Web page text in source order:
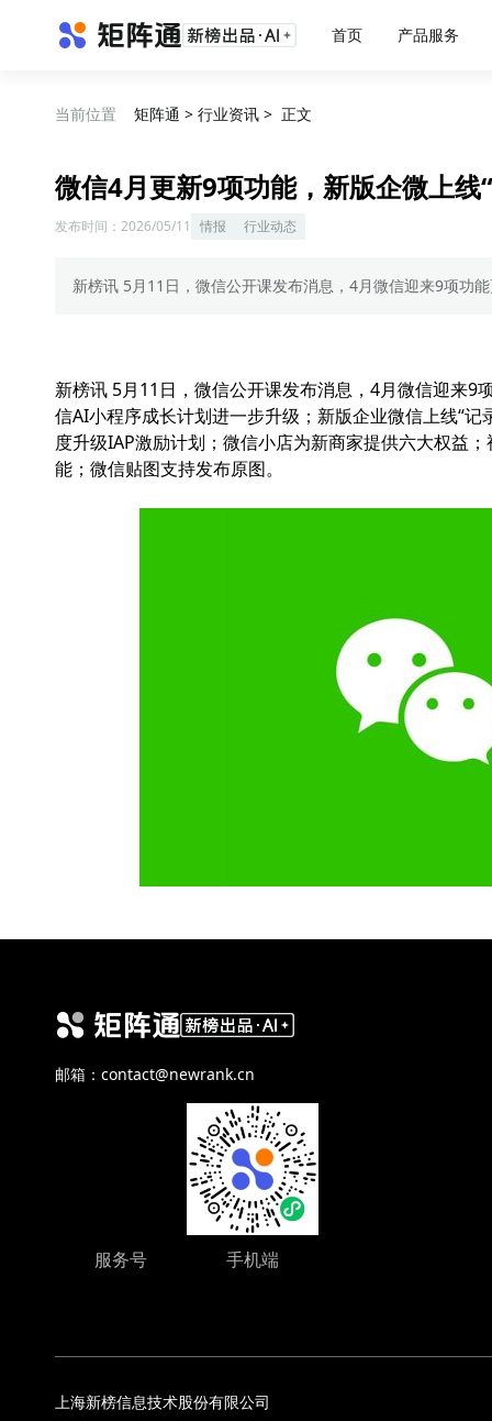
首页 产品服务
当前位置 矩阵通 > 行业资讯 > 正文
微信4月更新9项功能，新版企微上线
发布时间： 2026/05/11 情报 行业动态
新榜讯 5月11日，微信公开课发布消息，4月微信迎来9项功
新榜讯 5月11日，微信公开课发布消息，4月微信迎来
信AI小程序成长计划进一步升级；新版企业微信上线“
度升级IAP激励计划；微信小店为新商家提供六大权益
能；微信贴图支持发布原图。
邮箱：contact@newrank.cn
服务号 手机端
上海新榜信息技术股份有限公司